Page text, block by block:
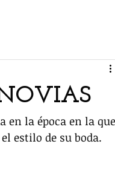
en la época en la que
estilo de su boda.